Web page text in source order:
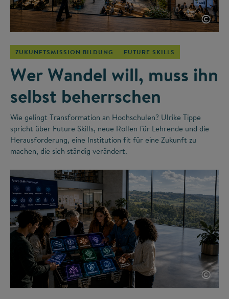
©
ZUKUNFTSMISSION BILDUNG FUTURE SKILLS
Wer Wandel will, muss ihn
selbst beherrschen
Wie gelingt Transformation an Hochschulen? Ulrike Tippe
spricht über Future Skills, neue Rollen für Lehrende und die
Herausforderung, eine Institution fit für eine Zukunft zu
machen, die sich ständig verändert.
©